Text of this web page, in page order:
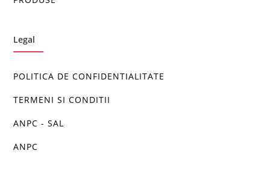
Legal
POLITICA DE CONFIDENTIALITATE
TERMENI SI CONDITII
ANPC - SAL
ANPC